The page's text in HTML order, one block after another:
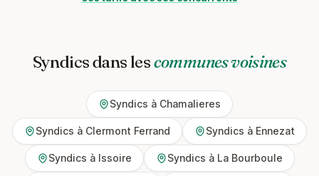
Syndics dans lescommunes voisines
Syndics à Chamalieres
Syndics à Clermont Ferrand Syndics à Ennezat
Syndics à Issoire Syndics à La Bourboule